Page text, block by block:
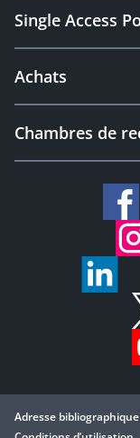
Single Access
Achats
Chambres de
Adresse bibliographique